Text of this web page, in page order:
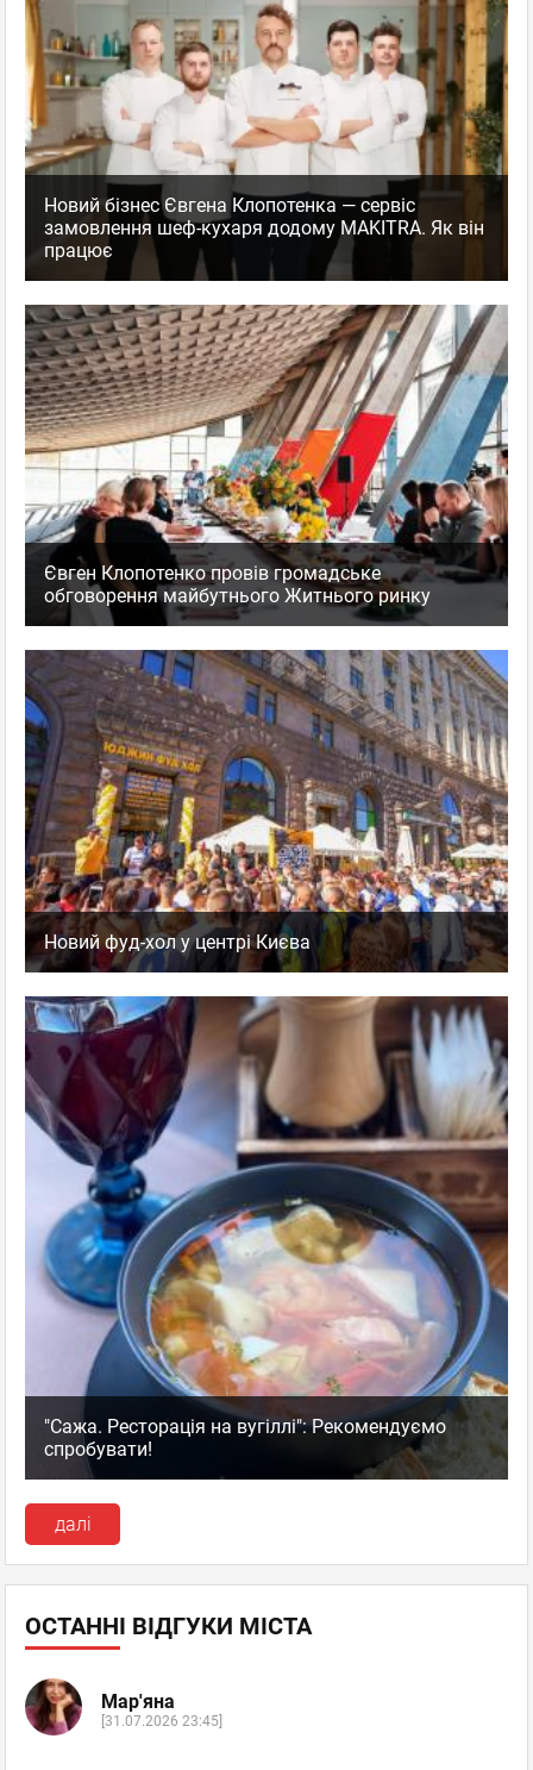
Новий бізнес Євгена Клопотенка — сервіс
замовлення шеф-кухаря додому MAKITRA. Як він
працює
Євген Клопотенко провів громадське
обговорення майбутнього Житнього ринку
Новий фуд-хол у центрі Києва
"Сажа. Ресторація на вугіллі": Рекомендуємо
спробувати!
далі
ОСТАННІ ВІДГУКИ МІСТА
Мар'яна
[31.07.2026 23:45]